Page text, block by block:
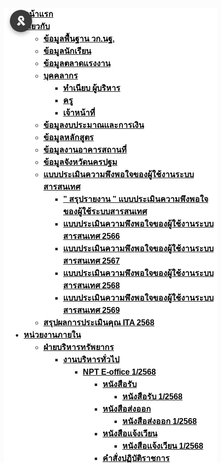
Skip
หน้าแรก
เกี่ยวกับ
ข้อมูลพื้นฐาน วก.นฐ.
ข้อมูลนักเรียน
ข้อมูลตลาดแรงงาน
บุคคลากร
ทำเนียบ ผู้บริหาร
ครู
เจ้าหน้าที่
ข้อมูลงบประมาณเเละการเงิน
ข้อมูลหลักสูตร
ข้อมูลงานอาคารสถานที่
ข้อมูลจังหวัดนครปฐม
แบบประเมินความพึงพอใจของผู้ใช้งานระบบ
สารสนเทศ
” สรุปรายงาน ” แบบประเมินความพึงพอใจ
ของผู้ใช้ระบบสารสนเทศ
แบบประเมินความพึงพอใจของผู้ใช้งานระบบ
สารสนเทศ 2566
แบบประเมินความพึงพอใจของผู้ใช้งานระบบ
สารสนเทศ 2567
แบบประเมินความพึงพอใจของผู้ใช้งานระบบ
สารสนเทศ 2568
แบบประเมินความพึงพอใจของผู้ใช้งานระบบ
สารสนเทศ 2569
สรุปผลการประเมินคุณ ITA 2568
หน่วยงานภายใน
ฝ่ายบริหารทรัพยากร
งานบริหารทั่วไป
NPT E-office 1/2568
หนังสือรับ
หนังสือรับ 1/2568
หนังสือส่งออก
หนังสือส่งออก 1/2568
หนังสือแจ้งเวียน
หนังสือเเจ้งเวียน 1/2568
คำสั่งปฏิบัติราชการ